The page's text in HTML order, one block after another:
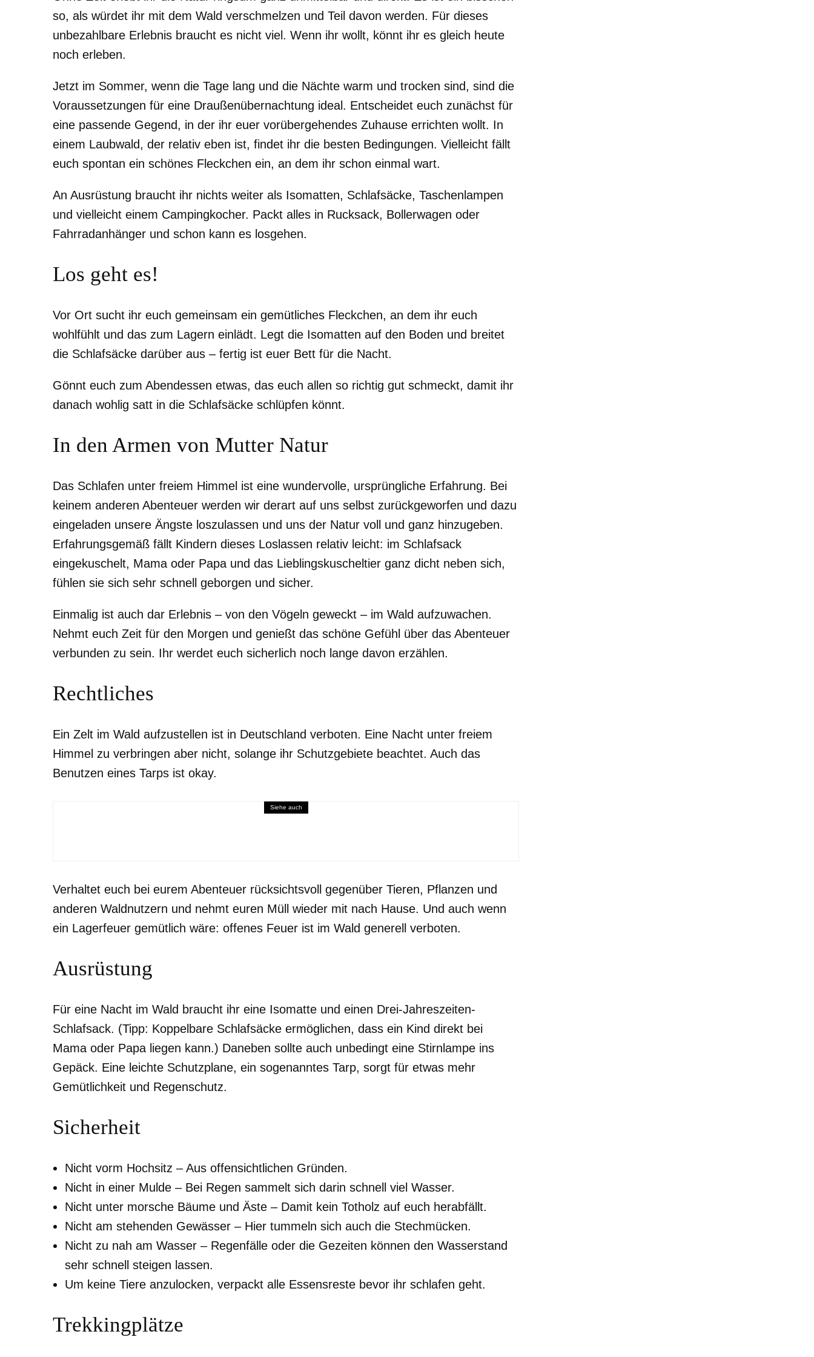
so, als würdet ihr mit dem Wald verschmelzen und Teil davon werden. Für dieses
unbezahlbare Erlebnis braucht es nicht viel. Wenn ihr wollt, könnt ihr es gleich heute
noch erleben.
Jetzt im Sommer, wenn die Tage lang und die Nächte warm und trocken sind, sind die
Voraussetzungen für eine Draußenübernachtung ideal. Entscheidet euch zunächst für
eine passende Gegend, in der ihr euer vorübergehendes Zuhause errichten wollt. In
einem Laubwald, der relativ eben ist, findet ihr die besten Bedingungen. Vielleicht fällt
euch spontan ein schönes Fleckchen ein, an dem ihr schon einmal wart.
An Ausrüstung braucht ihr nichts weiter als Isomatten, Schlafsäcke, Taschenlampen
und vielleicht einem Campingkocher. Packt alles in Rucksack, Bollerwagen oder
Fahrradanhänger und schon kann es losgehen.
Los geht es!
Vor Ort sucht ihr euch gemeinsam ein gemütliches Fleckchen, an dem ihr euch
wohlfühlt und das zum Lagern einlädt. Legt die Isomatten auf den Boden und breitet
die Schlafsäcke darüber aus – fertig ist euer Bett für die Nacht.
Gönnt euch zum Abendessen etwas, das euch allen so richtig gut schmeckt, damit ihr
danach wohlig satt in die Schlafsäcke schlüpfen könnt.
In den Armen von Mutter Natur
Das Schlafen unter freiem Himmel ist eine wundervolle, ursprüngliche Erfahrung. Bei
keinem anderen Abenteuer werden wir derart auf uns selbst zurückgeworfen und dazu
eingeladen unsere Ängste loszulassen und uns der Natur voll und ganz hinzugeben.
Erfahrungsgemäß fällt Kindern dieses Loslassen relativ leicht: im Schlafsack
eingekuschelt, Mama oder Papa und das Lieblingskuscheltier ganz dicht neben sich,
fühlen sie sich sehr schnell geborgen und sicher.
Einmalig ist auch dar Erlebnis – von den Vögeln geweckt – im Wald aufzuwachen.
Nehmt euch Zeit für den Morgen und genießt das schöne Gefühl über das Abenteuer
verbunden zu sein. Ihr werdet euch sicherlich noch lange davon erzählen.
Rechtliches
Ein Zelt im Wald aufzustellen ist in Deutschland verboten. Eine Nacht unter freiem
Himmel zu verbringen aber nicht, solange ihr Schutzgebiete beachtet. Auch das
Benutzen eines Tarps ist okay.
Siehe auch
Verhaltet euch bei eurem Abenteuer rücksichtsvoll gegenüber Tieren, Pflanzen und
anderen Waldnutzern und nehmt euren Müll wieder mit nach Hause. Und auch wenn
ein Lagerfeuer gemütlich wäre: offenes Feuer ist im Wald generell verboten.
Ausrüstung
Für eine Nacht im Wald braucht ihr eine Isomatte und einen Drei-Jahreszeiten-
Schlafsack. (Tipp: Koppelbare Schlafsäcke ermöglichen, dass ein Kind direkt bei
Mama oder Papa liegen kann.) Daneben sollte auch unbedingt eine Stirnlampe ins
Gepäck. Eine leichte Schutzplane, ein sogenanntes Tarp, sorgt für etwas mehr
Gemütlichkeit und Regenschutz.
Sicherheit
Nicht vorm Hochsitz – Aus offensichtlichen Gründen.
Nicht in einer Mulde – Bei Regen sammelt sich darin schnell viel Wasser.
Nicht unter morsche Bäume und Äste – Damit kein Totholz auf euch herabfällt.
Nicht am stehenden Gewässer – Hier tummeln sich auch die Stechmücken.
Nicht zu nah am Wasser – Regenfälle oder die Gezeiten können den Wasserstand
sehr schnell steigen lassen.
Um keine Tiere anzulocken, verpackt alle Essensreste bevor ihr schlafen geht.
Trekkingplätze